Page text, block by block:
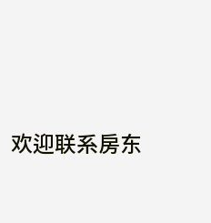
欢迎联系房东